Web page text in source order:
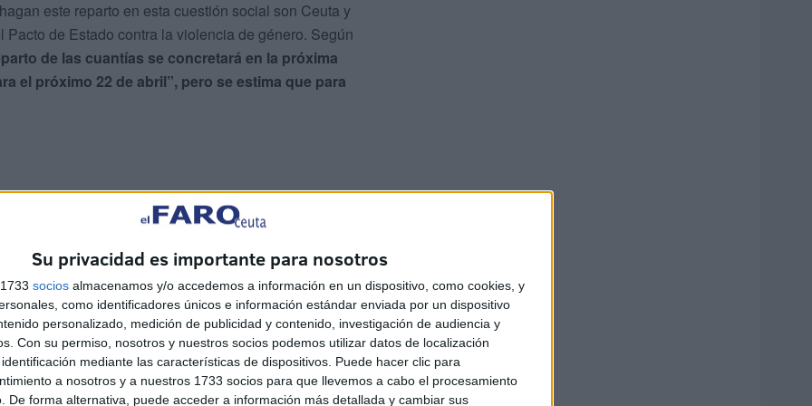
Su privacidad es importante para nosotros
socios almacenamos y/o accedemos a información en un dispositivo, como cookies, y
como identificadores únicos e información estándar enviada por un dispositivo
personalizado, medición de publicidad y contenido, investigación de audiencia y
Con su permiso, nosotros y nuestros socios podemos utilizar datos de localización
mediante las características de dispositivos. Puede hacer clic para
a nosotros y a nuestros 1733 socios para que llevemos a cabo el procesamiento
De forma alternativa, puede acceder a información más detallada y cambiar sus
este reparto en esta cuestión social son Ceuta y
de Estado contra la violencia de género. Según
de las cuantías se concretará en la próxima
el próximo 22 de abril”, pero se estima que para
la Violencia de Género
su compromiso económico para garantizar las
y de los servicios que se derivan del Pacto de Estado
frente a la violencia contra las mujeres en el